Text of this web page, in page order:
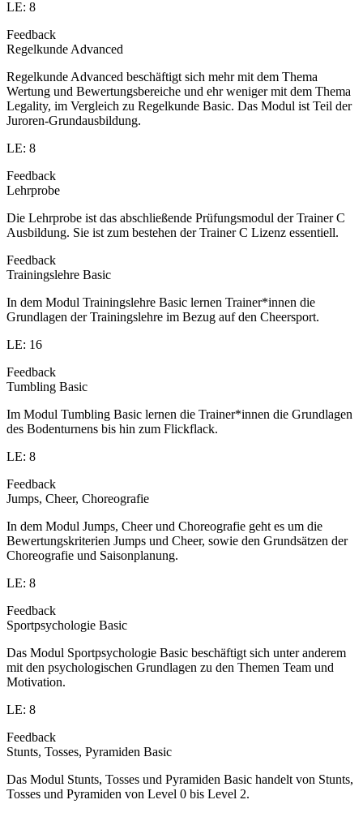
LE: 8
Feedback
Regelkunde Advanced
Regelkunde Advanced beschäftigt sich mehr mit dem Thema
Wertung und Bewertungsbereiche und ehr weniger mit dem Thema
Legality, im Vergleich zu Regelkunde Basic. Das Modul ist Teil der
Juroren-Grundausbildung.
LE: 8
Feedback
Lehrprobe
Die Lehrprobe ist das abschließende Prüfungsmodul der Trainer C
Ausbildung. Sie ist zum bestehen der Trainer C Lizenz essentiell.
Feedback
Trainingslehre Basic
In dem Modul Trainingslehre Basic lernen Trainer*innen die
Grundlagen der Trainingslehre im Bezug auf den Cheersport.
LE: 16
Feedback
Tumbling Basic
Im Modul Tumbling Basic lernen die Trainer*innen die Grundlagen
des Bodenturnens bis hin zum Flickflack.
LE: 8
Feedback
Jumps, Cheer, Choreografie
In dem Modul Jumps, Cheer und Choreografie geht es um die
Bewertungskriterien Jumps und Cheer, sowie den Grundsätzen der
Choreografie und Saisonplanung.
LE: 8
Feedback
Sportpsychologie Basic
Das Modul Sportpsychologie Basic beschäftigt sich unter anderem
mit den psychologischen Grundlagen zu den Themen Team und
Motivation.
LE: 8
Feedback
Stunts, Tosses, Pyramiden Basic
Das Modul Stunts, Tosses und Pyramiden Basic handelt von Stunts,
Tosses und Pyramiden von Level 0 bis Level 2.